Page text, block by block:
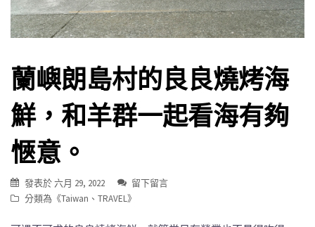
蘭嶼朗島村的良良燒烤海
鮮，和羊群一起看海有夠
愜意。
發表於六月 29, 2022
留下留言
分類為《Taiwan 、 TRAVEL》